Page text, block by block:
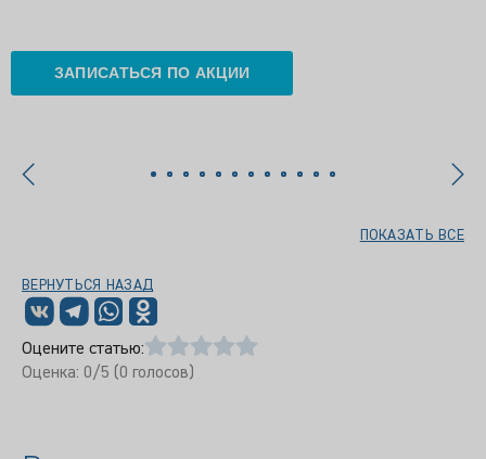
ЗАПИСАТЬСЯ ПО АКЦИИ
ПОКАЗАТЬ ВСЕ
ВЕРНУТЬСЯ НАЗАД
Оцените статью:
Оценка: 0/5 (0 голосов)